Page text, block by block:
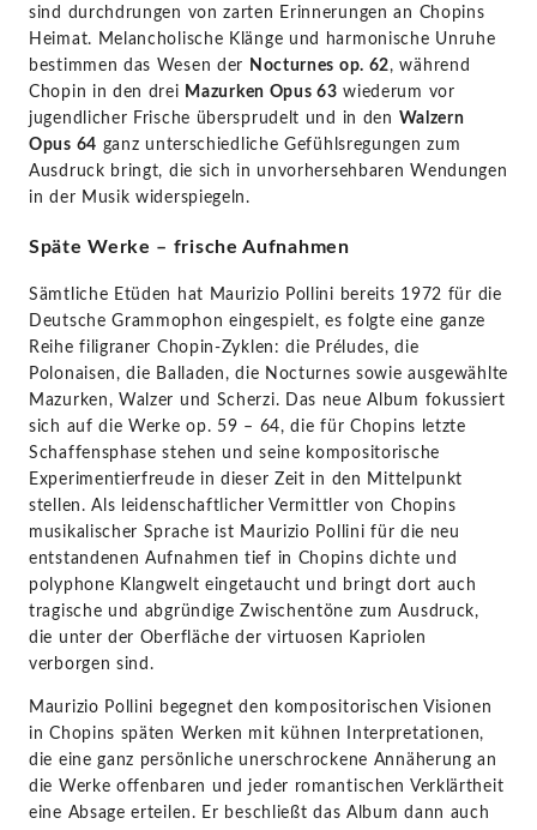
sind durchdrungen von zarten Erinnerungen an Chopins
Heimat. Melancholische Klänge und harmonische Unruhe
bestimmen das Wesen der Nocturnes op. 62, während
Chopin in den drei Mazurken Opus 63 wiederum vor
jugendlicher Frische übersprudelt und in den Walzern
Opus 64 ganz unterschiedliche Gefühlsregungen zum
Ausdruck bringt, die sich in unvorhersehbaren Wendungen
in der Musik widerspiegeln.
Späte Werke – frische Aufnahmen
Sämtliche Etüden hat Maurizio Pollini bereits 1972 für die
Deutsche Grammophon eingespielt, es folgte eine ganze
Reihe filigraner Chopin-Zyklen: die Préludes, die
Polonaisen, die Balladen, die Nocturnes sowie ausgewählte
Mazurken, Walzer und Scherzi. Das neue Album fokussiert
sich auf die Werke op. 59 – 64, die für Chopins letzte
Schaffensphase stehen und seine kompositorische
Experimentierfreude in dieser Zeit in den Mittelpunkt
stellen. Als leidenschaftlicher Vermittler von Chopins
musikalischer Sprache ist Maurizio Pollini für die neu
entstandenen Aufnahmen tief in Chopins dichte und
polyphone Klangwelt eingetaucht und bringt dort auch
tragische und abgründige Zwischentöne zum Ausdruck,
die unter der Oberfläche der virtuosen Kapriolen
verborgen sind.
Maurizio Pollini begegnet den kompositorischen Visionen
in Chopins späten Werken mit kühnen Interpretationen,
die eine ganz persönliche unerschrockene Annäherung an
die Werke offenbaren und jeder romantischen Verklärtheit
eine Absage erteilen. Er beschließt das Album dann auch